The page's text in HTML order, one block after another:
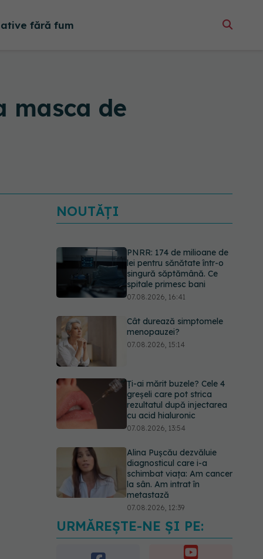
fără fum
masca de
NOUTĂȚI
PNRR: 174 de milioane de
lei pentru sănătate într-o
singură săptămână. Ce
spitale primesc bani
07.08.2026, 16:41
Cât durează simptomele
menopauzei?
07.08.2026, 15:14
Ți-ai mărit buzele? Cele 4
greșeli care pot strica
rezultatul după injectarea
cu acid hialuronic
07.08.2026, 13:54
Alina Pușcău dezvăluie
diagnosticul care i-a
schimbat viața: Am cancer
la sân. Am intrat în
metastază
07.08.2026, 12:39
Dieta care poate crește
brusc colesterolul. Cine
este mai expus
URMĂREȘTE-NE ȘI PE: